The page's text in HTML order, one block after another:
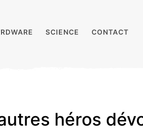
SCIENCE CONTACT
héros